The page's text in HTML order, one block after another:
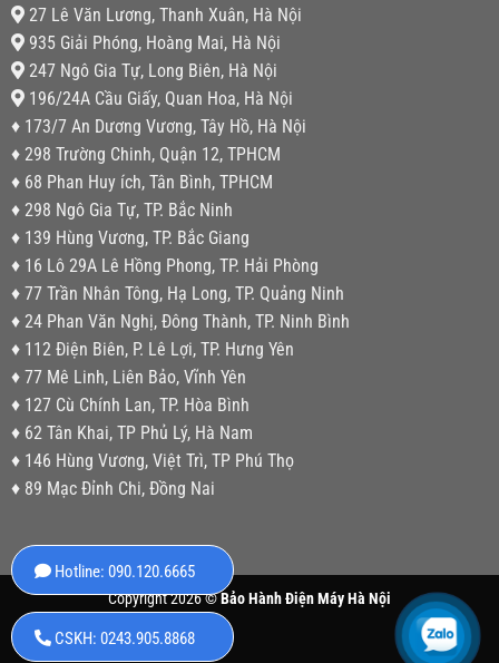
27 Lê Văn Lương, Thanh Xuân, Hà Nội
935 Giải Phóng, Hoàng Mai, Hà Nội
247 Ngô Gia Tự, Long Biên, Hà Nội
196/24A Cầu Giấy, Quan Hoa, Hà Nội
♦ 173/7 An Dương Vương, Tây Hồ, Hà Nội
♦ 298 Trường Chinh, Quận 12, TPHCM
♦ 68 Phan Huy ích, Tân Bình, TPHCM
♦ 298 Ngô Gia Tự, TP. Bắc Ninh
♦ 139 Hùng Vương, TP. Bắc Giang
♦ 16 Lô 29A Lê Hồng Phong, TP. Hải Phòng
♦ 77 Trần Nhân Tông, Hạ Long, TP. Quảng Ninh
♦ 24 Phan Văn Nghị, Đông Thành, TP. Ninh Bình
♦ 112 Điện Biên, P. Lê Lợi, TP. Hưng Yên
♦ 77 Mê Linh, Liên Bảo, Vĩnh Yên
♦ 127 Cù Chính Lan, TP. Hòa Bình
♦ 62 Tân Khai, TP Phủ Lý, Hà Nam
♦ 146 Hùng Vương, Việt Trì, TP Phú Thọ
♦ 89 Mạc Đỉnh Chi, Đồng Nai
Copyright 2026 ©Bảo Hành Điện Máy Hà Nội
Hotline: 090.120.6665
CSKH: 0243.905.8868